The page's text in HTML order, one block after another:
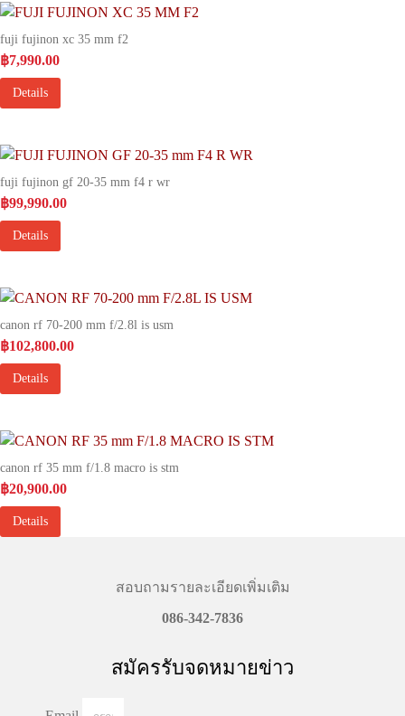
fuji fujinon xc 35 mm f2
฿7,990.00
Details
fuji fujinon gf 20-35 mm f4 r wr
฿99,990.00
Details
canon rf 70-200 mm f/2.8l is usm
฿102,800.00
Details
canon rf 35 mm f/1.8 macro is stm
฿20,900.00
Details
สอบถามรายละเอียดเพิ่มเติม
086-342-7836
สมัครรับจดหมายข่าว